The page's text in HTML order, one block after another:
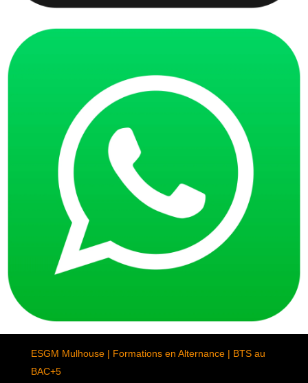
ESGM Mulhouse | Formations en Alternance | BTS au
BAC+5